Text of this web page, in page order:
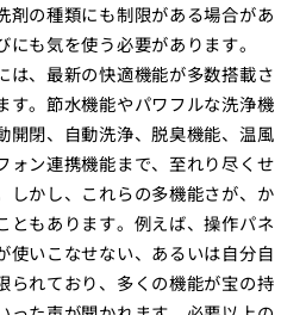
剤の種類にも制限がある場合があ
も気を使う必要があります。
は、最新の快適機能が多数搭載さ
す。節水機能やパワフルな洗浄機
開閉、自動洗浄、脱臭機能、温風
ォン連携機能まで、至れり尽くせ
しかし、これらの多機能さが、か
ともあります。例えば、操作パネ
使いこなせない、あるいは自分自
られており、多くの機能が宝の持